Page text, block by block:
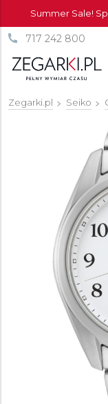
Summer Sale!
717 242 800
Zegarki.pl Seiko